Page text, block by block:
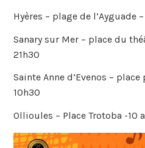
Hyères – plage de l’Ayguade
Sanary sur Mer – place du
21h30
Sainte Anne d’Evenos –
10h30
Ollioules – Place Trotoba -10